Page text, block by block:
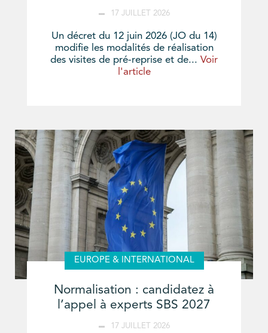
17 JUILLET 2026
Un décret du 12 juin 2026 (JO du 14)
modifie les modalités de réalisation
des visites de pré-reprise et de... Voir
l'article
EUROPE & INTERNATIONAL
Normalisation : candidatez à
l’appel à experts SBS 2027
17 JUILLET 2026